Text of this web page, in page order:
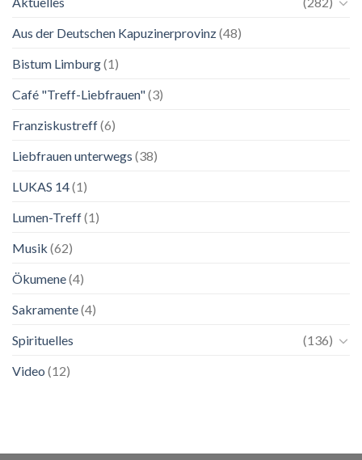
Ausstellung
Aus der Deutschen Kapuzinerprovinz(48)
Bistum Limburg(1)
Café "Treff-Liebfrauen"(3)
Franziskustreff(6)
Liebfrauen unterwegs (38)
LUKAS 14(1)
Lumen-Treff(1)
Musik (62)
Ökumene(4)
Sakramente(4)
Spirituelles
(136)
Video (12)